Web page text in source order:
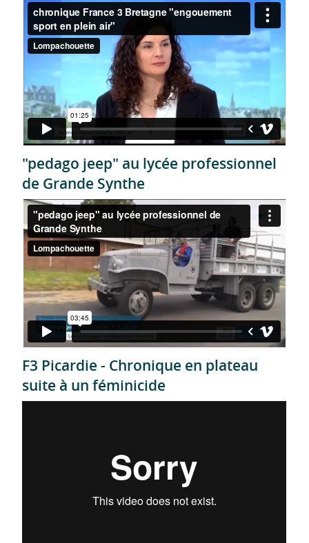
"pedago jeep" au lycée professionnel
de Grande Synthe
F3 Picardie - Chronique en plateau
suite à un féminicide